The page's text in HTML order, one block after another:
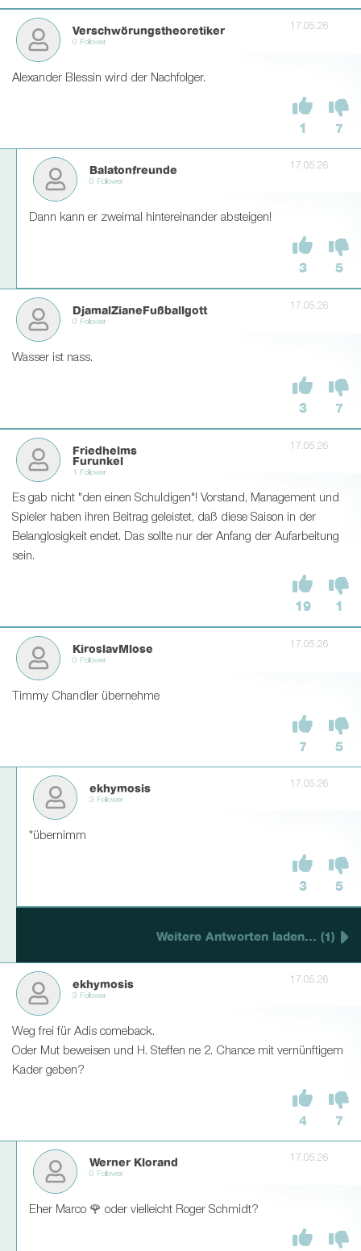
Verschwörungstheoretiker
0 Follower
17.05.26
Alexander Blessin wird der Nachfolger.
1 7
Balatonfreunde
0 Follower
17.05.26
Dann kann er zweimal hintereinander absteigen!
3 5
DjamalZianeFußballgott
0 Follower
17.05.26
Wasser ist nass.
3 7
Friedhelms
Furunkel
1 Follower
17.05.26
Es gab nicht "den einen Schuldigen"! Vorstand, Management und
Spieler haben ihren Beitrag geleistet, daß diese Saison in der
Belanglosigkeit endet. Das sollte nur der Anfang der Aufarbeitung
sein.
19 1
KiroslavMlose
0 Follower
17.05.26
Timmy Chandler übernehme
7 5
ekhymosis
3 Follower
17.05.26
*übernimm
3 5
Weitere Antworten laden... (1)
ekhymosis
3 Follower
17.05.26
Weg frei für Adis comeback.
Oder Mut beweisen und H. Steffen ne 2. Chance mit vernünftigem
Kader geben?
4 7
Werner Klorand
0 Follower
17.05.26
Eher Marco 🌹 oder vielleicht Roger Schmidt?